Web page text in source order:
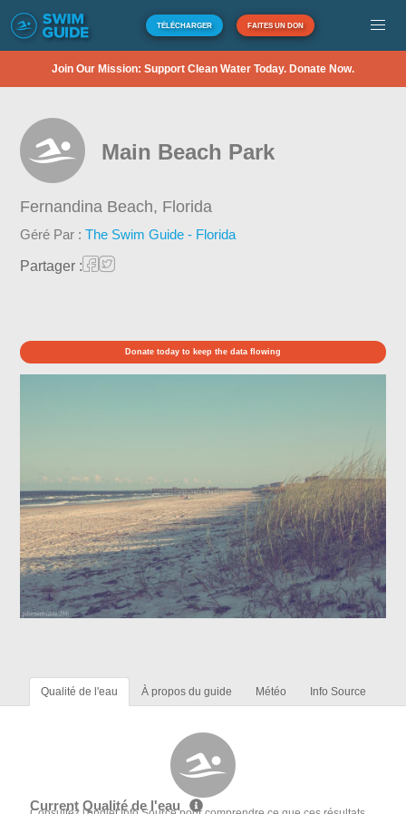
TÉLÉCHARGER FAITES UN DON
Join Our Mission: Support Clean Water Today. Donate Now.
Main Beach Park
Fernandina Beach, Florida
Géré Par :The Swim Guide - Florida
Partager :
Donate today to keep the data flowing
Qualité de l'eau À propos du guide Météo Info Source
Current Qualité de l'eau